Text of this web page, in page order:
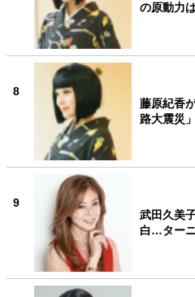
の原動力
8
藤原紀香
路大震災
9
武田久美
白…ター